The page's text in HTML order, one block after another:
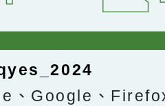
、Google、